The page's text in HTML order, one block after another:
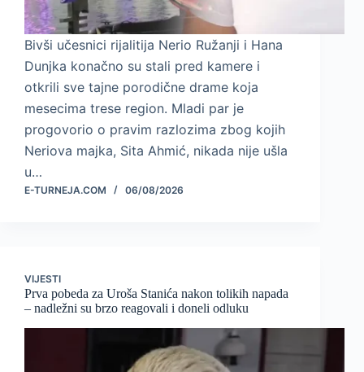
Bivši učesnici rijalitija Nerio Ružanji i Hana
Dunjka konačno su stali pred kamere i
otkrili sve tajne porodične drame koja
mesecima trese region. Mladi par je
progovorio o pravim razlozima zbog kojih
Neriova majka, Sita Ahmić, nikada nije ušla
u…
E-TURNEJA.COM 06/08/2026
VIJESTI
Prva pobeda za Uroša Stanića nakon tolikih napada
– nadležni su brzo reagovali i doneli odluku